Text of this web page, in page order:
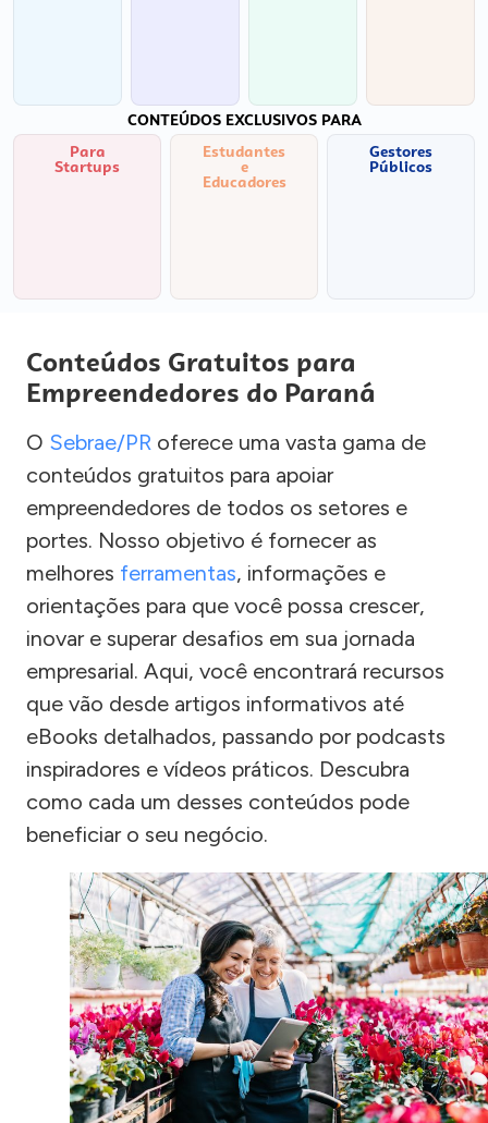
CONTEÚDOS EXCLUSIVOS PARA
Para
Startups
Estudantes
e
Educadores
Gestores
Públicos
Conteúdos Gratuitos para
Empreendedores do Paraná
O Sebrae/PR oferece uma vasta gama de
conteúdos gratuitos para apoiar
empreendedores de todos os setores e
portes. Nosso objetivo é fornecer as
melhores ferramentas, informações e
orientações para que você possa crescer,
inovar e superar desafios em sua jornada
empresarial. Aqui, você encontrará recursos
que vão desde artigos informativos até
eBooks detalhados, passando por podcasts
inspiradores e vídeos práticos. Descubra
como cada um desses conteúdos pode
beneficiar o seu negócio.